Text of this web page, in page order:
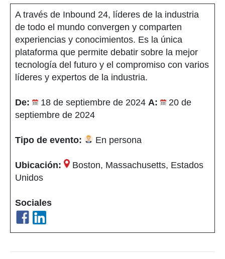
A través de Inbound 24, líderes de la industria
de todo el mundo convergen y comparten
experiencias y conocimientos. Es la única
plataforma que permite debatir sobre la mejor
tecnología del futuro y el compromiso con varios
líderes y expertos de la industria.
De: 18 de septiembre de 2024 A:
20 de
septiembre de 2024
Tipo de evento: En persona
Ubicación:
Boston, Massachusetts, Estados
Unidos
Sociales